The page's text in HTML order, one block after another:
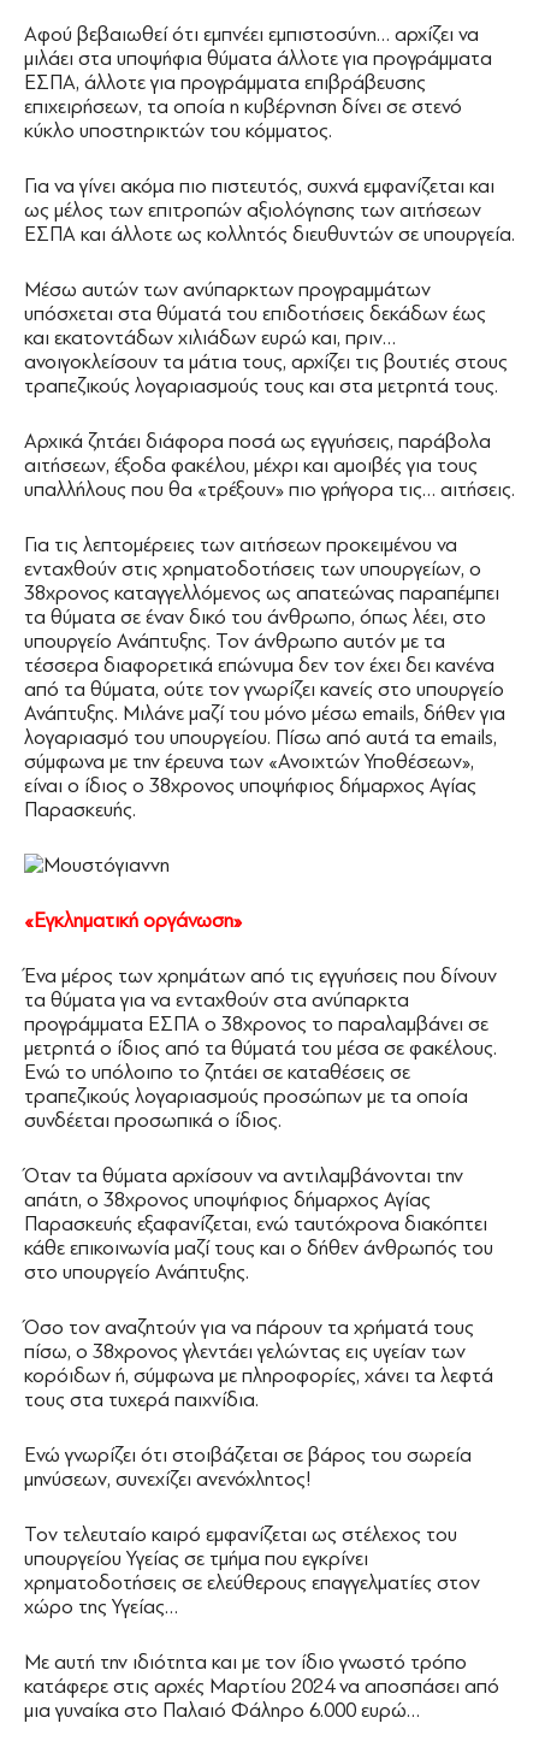
Αφού βεβαιωθεί ότι εμπνέει εμπιστοσύνη… αρχίζει να
μιλάει στα υποψήφια θύματα άλλοτε για προγράμματα
ΕΣΠΑ, άλλοτε για προγράμματα επιβράβευσης
επιχειρήσεων, τα οποία η κυβέρνηση δίνει σε στενό
κύκλο υποστηρικτών του κόμματος.
Για να γίνει ακόμα πιο πιστευτός, συχνά εμφανίζεται και
ως μέλος των επιτροπών αξιολόγησης των αιτήσεων
ΕΣΠΑ και άλλοτε ως κολλητός διευθυντών σε υπουργεία.
Μέσω αυτών των ανύπαρκτων προγραμμάτων
υπόσχεται στα θύματά του επιδοτήσεις δεκάδων έως
και εκατοντάδων χιλιάδων ευρώ και, πριν…
ανοιγοκλείσουν τα μάτια τους, αρχίζει τις βουτιές στους
τραπεζικούς λογαριασμούς τους και στα μετρητά τους.
Αρχικά ζητάει διάφορα ποσά ως εγγυήσεις, παράβολα
αιτήσεων, έξοδα φακέλου, μέχρι και αμοιβές για τους
υπαλλήλους που θα «τρέξουν» πιο γρήγορα τις… αιτήσεις.
Για τις λεπτομέρειες των αιτήσεων προκειμένου να
ενταχθούν στις χρηματοδοτήσεις των υπουργείων, ο
38χρονος καταγγελλόμενος ως απατεώνας παραπέμπει
τα θύματα σε έναν δικό του άνθρωπο, όπως λέει, στο
υπουργείο Ανάπτυξης. Τον άνθρωπο αυτόν με τα
τέσσερα διαφορετικά επώνυμα δεν τον έχει δει κανένα
από τα θύματα, ούτε τον γνωρίζει κανείς στο υπουργείο
Ανάπτυξης. Μιλάνε μαζί του μόνο μέσω emails, δήθεν για
λογαριασμό του υπουργείου. Πίσω από αυτά τα emails,
σύμφωνα με την έρευνα των «Ανοιχτών Υποθέσεων»,
είναι ο ίδιος ο 38χρονος υποψήφιος δήμαρχος Αγίας
Παρασκευής.
«Εγκληματική οργάνωση»
Ένα μέρος των χρημάτων από τις εγγυήσεις που δίνουν
τα θύματα για να ενταχθούν στα ανύπαρκτα
προγράμματα ΕΣΠΑ ο 38χρονος το παραλαμβάνει σε
μετρητά ο ίδιος από τα θύματά του μέσα σε φακέλους.
Ενώ το υπόλοιπο το ζητάει σε καταθέσεις σε
τραπεζικούς λογαριασμούς προσώπων με τα οποία
συνδέεται προσωπικά ο ίδιος.
Όταν τα θύματα αρχίσουν να αντιλαμβάνονται την
απάτη, ο 38χρονος υποψήφιος δήμαρχος Αγίας
Παρασκευής εξαφανίζεται, ενώ ταυτόχρονα διακόπτει
κάθε επικοινωνία μαζί τους και ο δήθεν άνθρωπός του
στο υπουργείο Ανάπτυξης.
Όσο τον αναζητούν για να πάρουν τα χρήματά τους
πίσω, ο 38χρονος γλεντάει γελώντας εις υγείαν των
κορόιδων ή, σύμφωνα με πληροφορίες, χάνει τα λεφτά
τους στα τυχερά παιχνίδια.
Ενώ γνωρίζει ότι στοιβάζεται σε βάρος του σωρεία
μηνύσεων, συνεχίζει ανενόχλητος!
Τον τελευταίο καιρό εμφανίζεται ως στέλεχος του
υπουργείου Υγείας σε τμήμα που εγκρίνει
χρηματοδοτήσεις σε ελεύθερους επαγγελματίες στον
χώρο της Υγείας…
Με αυτή την ιδιότητα και με τον ίδιο γνωστό τρόπο
κατάφερε στις αρχές Μαρτίου 2024 να αποσπάσει από
μια γυναίκα στο Παλαιό Φάληρο 6.000 ευρώ…